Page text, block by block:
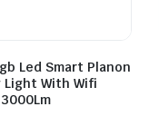
Led Smart Planon
Light With Wifi